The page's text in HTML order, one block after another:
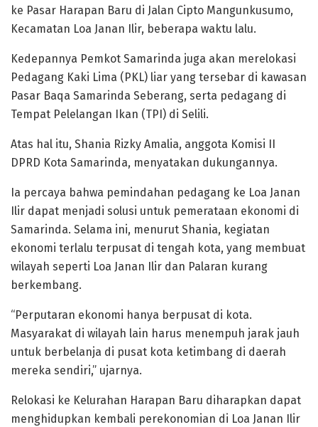
ke Pasar Harapan Baru di Jalan Cipto Mangunkusumo,
Kecamatan Loa Janan Ilir, beberapa waktu lalu.
Kedepannya Pemkot Samarinda juga akan merelokasi
Pedagang Kaki Lima (PKL) liar yang tersebar di kawasan
Pasar Baqa Samarinda Seberang, serta pedagang di
Tempat Pelelangan Ikan (TPI) di Selili.
Atas hal itu, Shania Rizky Amalia, anggota Komisi II
DPRD Kota Samarinda, menyatakan dukungannya.
Ia percaya bahwa pemindahan pedagang ke Loa Janan
Ilir dapat menjadi solusi untuk pemerataan ekonomi di
Samarinda. Selama ini, menurut Shania, kegiatan
ekonomi terlalu terpusat di tengah kota, yang membuat
wilayah seperti Loa Janan Ilir dan Palaran kurang
berkembang.
“Perputaran ekonomi hanya berpusat di kota.
Masyarakat di wilayah lain harus menempuh jarak jauh
untuk berbelanja di pusat kota ketimbang di daerah
mereka sendiri,” ujarnya.
Relokasi ke Kelurahan Harapan Baru diharapkan dapat
menghidupkan kembali perekonomian di Loa Janan Ilir